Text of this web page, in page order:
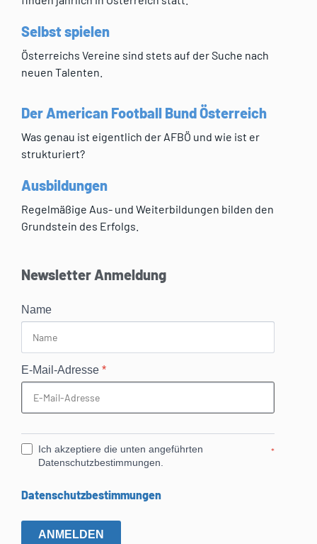
Selbst spielen
Österreichs Vereine sind stets auf der Suche nach
neuen Talenten.
Der American Football Bund Österreich
Was genau ist eigentlich der AFBÖ und wie ist er
strukturiert?
Ausbildungen
Regelmäßige Aus- und Weiterbildungen bilden den
Grundstein des Erfolgs.
Newsletter Anmeldung
Name
E-Mail-Adresse *
Ich akzeptiere die unten angeführten
Datenschutzbestimmungen.
*
Datenschutzbestimmungen
ANMELDEN